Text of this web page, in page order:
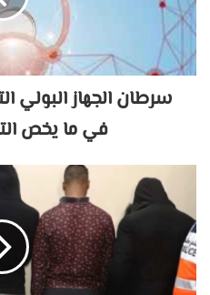
سرطان الجهاز البولي
في ما يخص